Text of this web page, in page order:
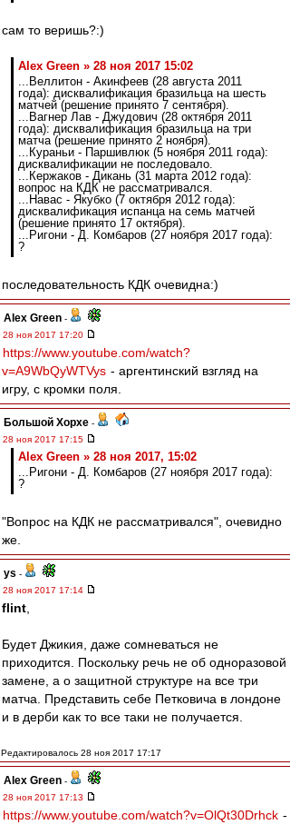
сам то веришь?:)
Alex Green » 28 ноя 2017 15:02
...Веллитон - Акинфеев (28 августа 2011
года): дисквалификация бразильца на шесть
матчей (решение принято 7 сентября).
...Вагнер Лав - Джудович (28 октября 2011
года): дисквалификация бразильца на три
матча (решение принято 2 ноября).
...Кураньи - Паршивлюк (5 ноября 2011 года):
дисквалификации не последовало.
...Кержаков - Дикань (31 марта 2012 года):
вопрос на КДК не рассматривался.
...Навас - Якубко (7 октября 2012 года):
дисквалификация испанца на семь матчей
(решение принято 17 октября).
...Ригони - Д. Комбаров (27 ноября 2017 года):
?
последовательность КДК очевидна:)
Alex Green -
28 ноя 2017 17:20
https://www.youtube.com/watch?
v=A9WbQyWTVys - аргентинский взгляд на
игру, с кромки поля.
Большой Хорхе -
28 ноя 2017 17:15
Alex Green » 28 ноя 2017, 15:02
...Ригони - Д. Комбаров (27 ноября 2017 года):
?
"Вопрос на КДК не рассматривался", очевидно
же.
ys -
28 ноя 2017 17:14
flint
Будет Джикия, даже сомневаться не
приходится. Поскольку речь не об одноразовой
замене, а о защитной структуре на все три
матча. Представить себе Петковича в лондоне
и в дерби как то все таки не получается.
Редактировалось 28 ноя 2017 17:17
Alex Green -
28 ноя 2017 17:13
https://www.youtube.com/watch?v=OlQt30Drhck -